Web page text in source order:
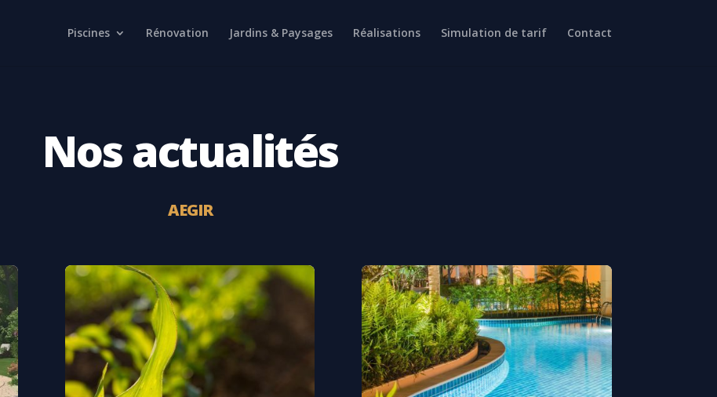
Piscines Rénovation Jardins & Paysages Réalisations Simulation de tarif Contact
Nos actualités
AEGIR